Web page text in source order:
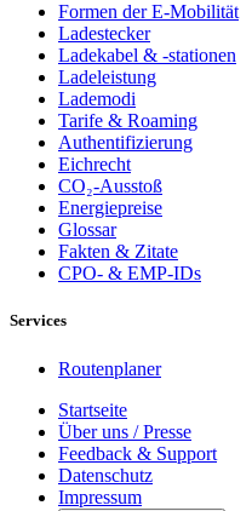
Formen der E-Mobilität
Ladestecker
Ladekabel & -stationen
Ladeleistung
Lademodi
Tarife & Roaming
Authentifizierung
Eichrecht
CO₂-Ausstoß
Energiepreise
Glossar
Fakten & Zitate
CPO- & EMP-IDs
Services
Routenplaner
Startseite
Über uns / Presse
Feedback & Support
Datenschutz
Impressum